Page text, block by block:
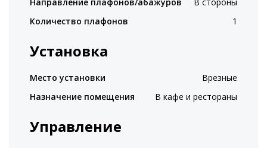
Количество плафонов
1
Установка
Место установки
Врезные
Назначение помещения
В кафе и рестораны
Управление